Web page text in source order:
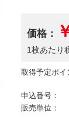
価格：
1枚あたり
取得予定ポイ
申込番号：
販売単位：